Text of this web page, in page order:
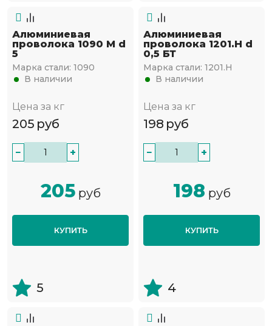
Алюминиевая
проволока 1090 М d
5
Марка стали: 1090
В наличии
Цена за кг
205 руб
− +
205руб
КУПИТЬ
5
Алюминиевая
проволока 1201.Н d
0,5 БТ
Марка стали: 1201.Н
В наличии
Цена за кг
198 руб
− +
198 руб
КУПИТЬ
4